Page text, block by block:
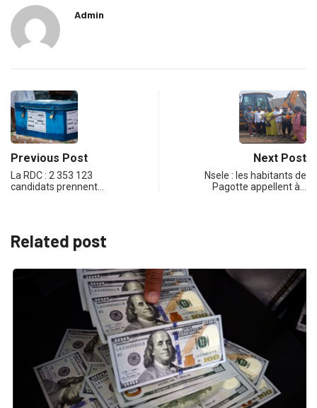
Admin
Previous Post
La RDC : 2 353 123
candidats prennent…
Next Post
Nsele : les habitants de
Pagotte appellent à…
Related post